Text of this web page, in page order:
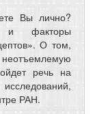
Вы лично?
и факторы
О том,
речь на
РАН.